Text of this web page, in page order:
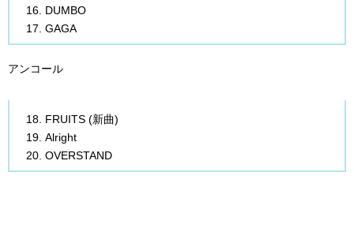
DUMBO
GAGA
アンコール
FRUITS (新曲)
Alright
OVERSTAND